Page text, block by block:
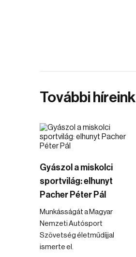
További híreink
Gyászol a miskolci
sportvilág: elhunyt
Pacher Péter Pál
Munkásságát a Magyar
Nemzeti Autósport
Szövetség életműdíjjal
ismerte el.